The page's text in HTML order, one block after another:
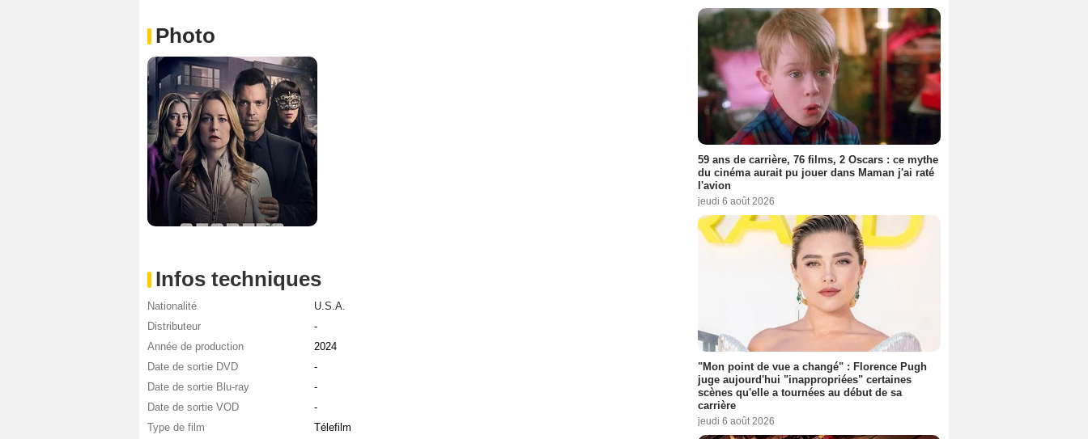
Photo
Infos techniques
Nationalité
U.S.A.
Distributeur
-
Année de production
2024
Date de sortie DVD
-
Date de sortie Blu-ray
-
Date de sortie VOD
-
Type de film
Télefilm
59 ans de carrière, 76 films, 2 Oscars : ce mythe
du cinéma aurait pu jouer dans Maman j'ai raté
l'avion
jeudi 6 août 2026
"Mon point de vue a changé" : Florence Pugh
juge aujourd'hui "inappropriées" certaines
scènes qu'elle a tournées au début de sa
carrière
jeudi 6 août 2026